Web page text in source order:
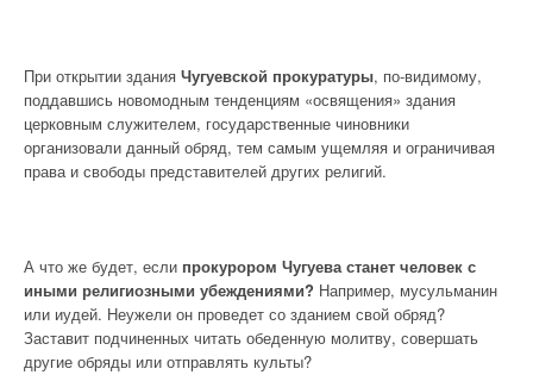
При открытии здания Чугуевской прокуратуры, по-видимому,
поддавшись новомодным тенденциям «освящения» здания
церковным служителем, государственные чиновники
организовали данный обряд, тем самым ущемляя и ограничивая
права и свободы представителей других религий.
А что же будет, если прокурором Чугуева станет человек с
иными религиозными убеждениями? Например, мусульманин
или иудей. Неужели он проведет со зданием свой обряд?
Заставит подчиненных читать обеденную молитву, совершать
другие обряды или отправлять культы?